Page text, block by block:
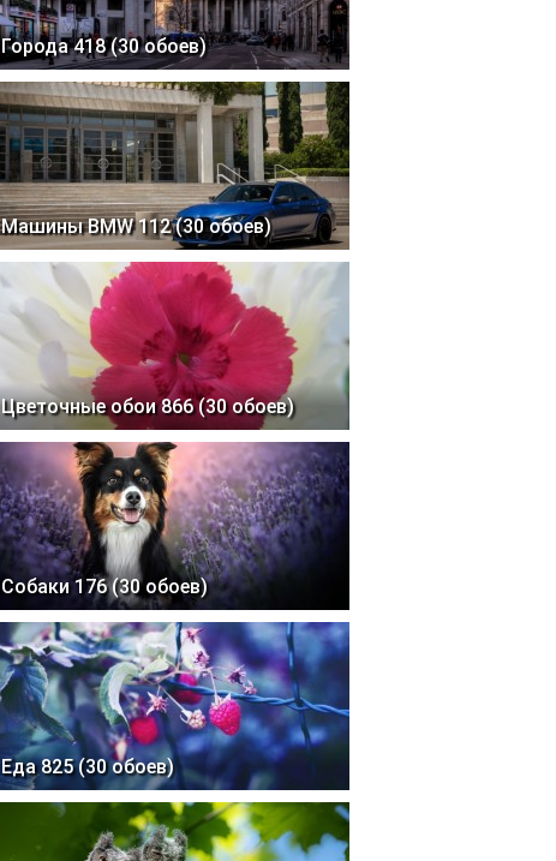
Города 418 (30 обоев)
Машины BMW 112 (30 обоев)
Цветочные обои 866 (30 обоев)
Собаки 176 (30 обоев)
Еда 825 (30 обоев)